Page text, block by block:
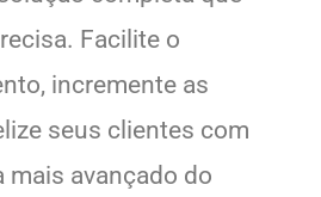
Facilite o
incremente as
seus clientes com
mais avançado do